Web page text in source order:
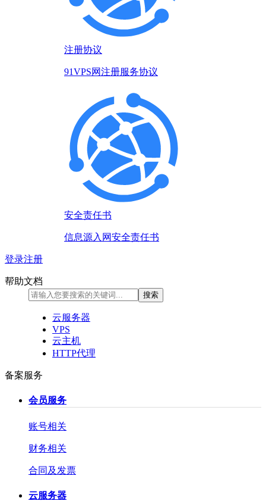
注册协议
91VPS网注册服务协议
安全责任书
信息源入网安全责任书
登录注册
帮助文档
云服务器
VPS
云主机
HTTP代理
备案服务
会员服务
账号相关
财务相关
合同及发票
云服务器